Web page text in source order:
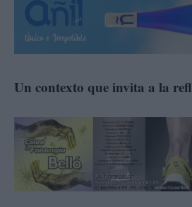
Un contexto que invita a la